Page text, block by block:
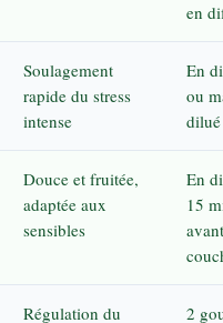
en
Soulagement
rapide du stress
intense
En
ou
dilué
Douce et fruitée,
adaptée aux
sensibles
En
15
Régulation du
2